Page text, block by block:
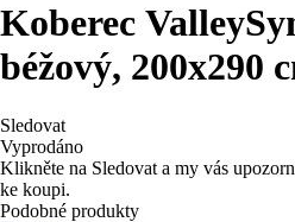
Koberec Valley
béžový, 200x290
Sledovat
Vyprodáno
Klikněte na Sledovat a my vás
ke koupi.
Podobné produkty